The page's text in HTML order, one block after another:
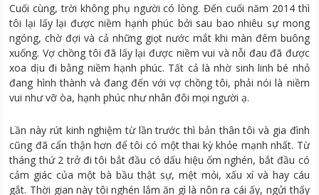
Cuối cùng, trời không phụ người có lòng. Đến cuối năm 2014 thì
tôi lại lấy lại được niềm hạnh phúc bởi sau bao nhiêu sự mong
ngóng, chờ đợi và cả những giọt nước mắt khi màn đêm buông
xuống. Vợ chồng tôi đã lấy lại được niềm vui và nỗi đau đã được
xoa dịu đi bằng niềm hạnh phúc. Tất cả là nhờ sinh linh bé nhỏ
đang hình thành và đang đến với vợ chồng tôi, phải nói là niềm
vui như vỡ òa, hạnh phúc như nhân đôi mọi người ạ.
Lần này rút kinh nghiệm từ lần trước thì bản thân tôi và gia đình
cũng đã cẩn thận hơn để tôi có một thai kỳ khỏe mạnh nhất. Từ
tháng thứ 2 trở đi tôi bắt đầu có dấu hiệu ốm nghén, bắt đầu có
cảm giác của một bà bầu thật sự, mệt mỏi, xấu xí và hay cáu
gắt. Thời gian này tôi nghén lắm ăn gì là nôn ra cái ấy, ngửi thấy